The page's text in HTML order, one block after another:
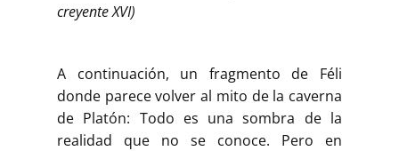
creyente XVI)
A continuación, un fragmento de Féli
donde parece volver al mito de la caverna
de Platón: Todo es una sombra de la
realidad que no se conoce. Pero en